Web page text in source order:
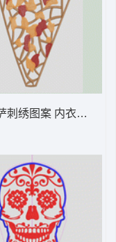
刺绣图案 内衣三角